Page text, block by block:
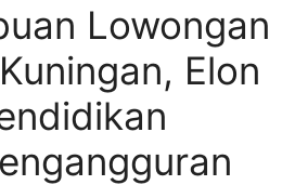
Lowongan
Elon